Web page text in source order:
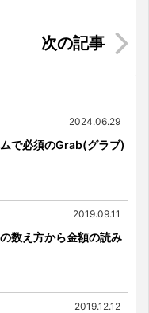
クシーを乗りこな
2024.06.29
で必須のGrab(グラブ)
2019.09.11
数え方から金額の読み
2019.12.12